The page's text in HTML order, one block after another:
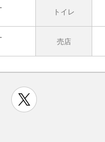
トイレ
売店
instagram